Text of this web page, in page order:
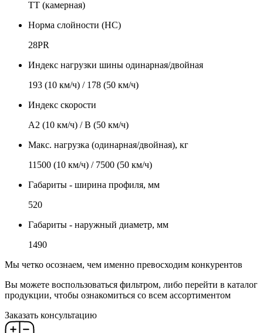
TT (камерная)
Норма слойности (НС)
28PR
Индекс нагрузки шины одинарная/двойная
193 (10 км/ч) / 178 (50 км/ч)
Индекс скорости
А2 (10 км/ч) / В (50 км/ч)
Макс. нагрузка (одинарная/двойная), кг
11500 (10 км/ч) / 7500 (50 км/ч)
Габариты - ширина профиля, мм
520
Габариты - наружный диаметр, мм
1490
Мы четко осознаем, чем именно превосходим конкурентов
Вы можете воспользоваться фильтром, либо перейти в каталог
продукции, чтобы ознакомиться со всем ассортиментом
Заказать консультацию